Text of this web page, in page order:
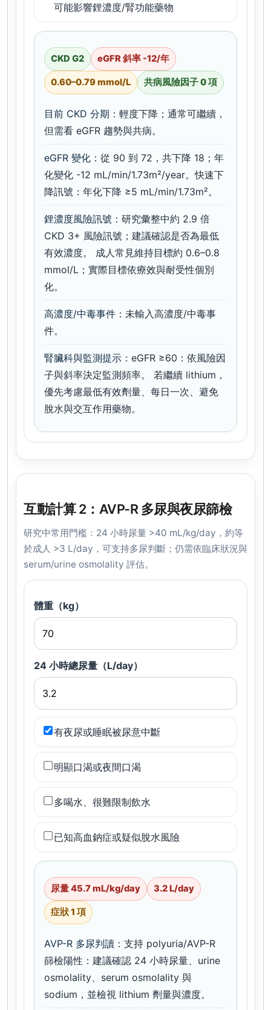
可能影響鋰濃度/腎功能藥物
CKD G2 eGFR 斜率 -12/年
0.60–0.79 mmol/L 共病風險因子 0 項
目前 CKD 分期 ：輕度下降；通常可繼續，
但需看 eGFR 趨勢與共病。
eGFR 變化 ：從 90 到 72，共下降 18；年
化變化 -12 mL/min/1.73m²/year。快速下
降訊號：年化下降 ≥5 mL/min/1.73m²。
鋰濃度風險訊號 ：研究彙整中約 2.9 倍
CKD 3+ 風險訊號；建議確認是否為最低
有效濃度。 成人常見維持目標約 0.6–0.8
mmol/L；實際目標依療效與耐受性個別
化。
高濃度/中毒事件 ：未輸入高濃度/中毒事
件。
腎臟科與監測提示 ：eGFR ≥60：依風險因
子與斜率決定監測頻率。 若繼續 lithium，
優先考慮最低有效劑量、每日一次、避免
脫水與交互作用藥物。
互動計算 2：AVP-R 多尿與夜尿篩檢
研究中常用門檻：24 小時尿量 >40 mL/kg/day，約等
於成人 >3 L/day，可支持多尿判斷；仍需依臨床狀況與
serum/urine osmolality 評估。
體重（kg）
24 小時總尿量（L/day）
有夜尿或睡眠被尿意中斷
明顯口渴或夜間口渴
多喝水、很難限制飲水
已知高血鈉症或疑似脫水風險
尿量 45.7 mL/kg/day 3.2 L/day
症狀 1 項
AVP-R 多尿判讀 ：支持 polyuria/AVP-R
篩檢陽性：建議確認 24 小時尿量、urine
osmolality、serum osmolality 與
sodium，並檢視 lithium 劑量與濃度。